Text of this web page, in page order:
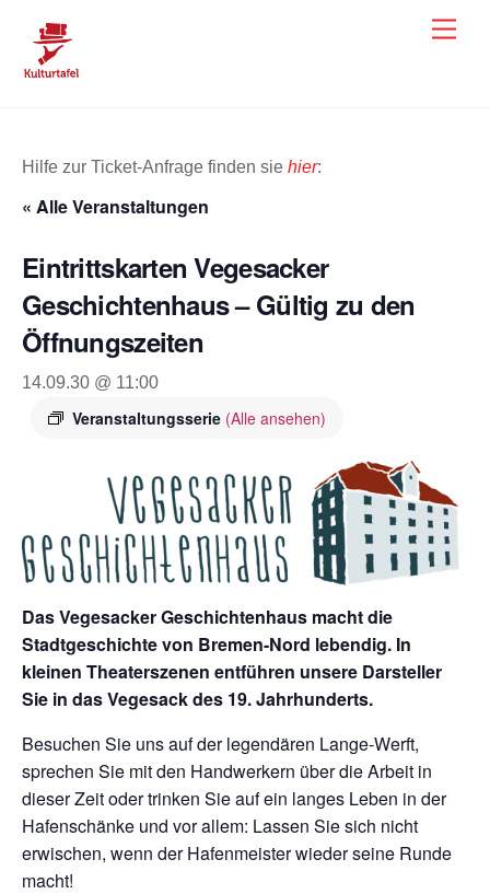
content
Hilfe zur Ticket-Anfrage finden sie hier:
« Alle Veranstaltungen
Eintrittskarten Vegesacker
Geschichtenhaus – Gültig zu den
Öffnungszeiten
14.09.30 @ 11:00
Veranstaltungsserie (Alle ansehen)
Das Vegesacker Geschichtenhaus macht die
Stadtgeschichte von Bremen-Nord lebendig. In
kleinen Theaterszenen entführen unsere Darsteller
Sie in das Vegesack des 19. Jahrhunderts.
Besuchen Sie uns auf der legendären Lange-Werft,
sprechen Sie mit den Handwerkern über die Arbeit in
dieser Zeit oder trinken Sie auf ein langes Leben in der
Hafenschänke und vor allem: Lassen Sie sich nicht
erwischen, wenn der Hafenmeister wieder seine Runde
macht!